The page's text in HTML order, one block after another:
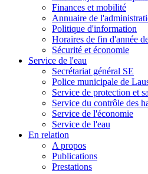
Finances et mobilité
Annuaire de
Politique d'information
Horaires de fin d'année
Sécurité et économie
Service de l'eau
Secrétariat général SE
Police municipale de
Service de protection et
Service du contrôle des
Service de l'économie
Service de l'eau
En relation
A propos
Publications
Prestations